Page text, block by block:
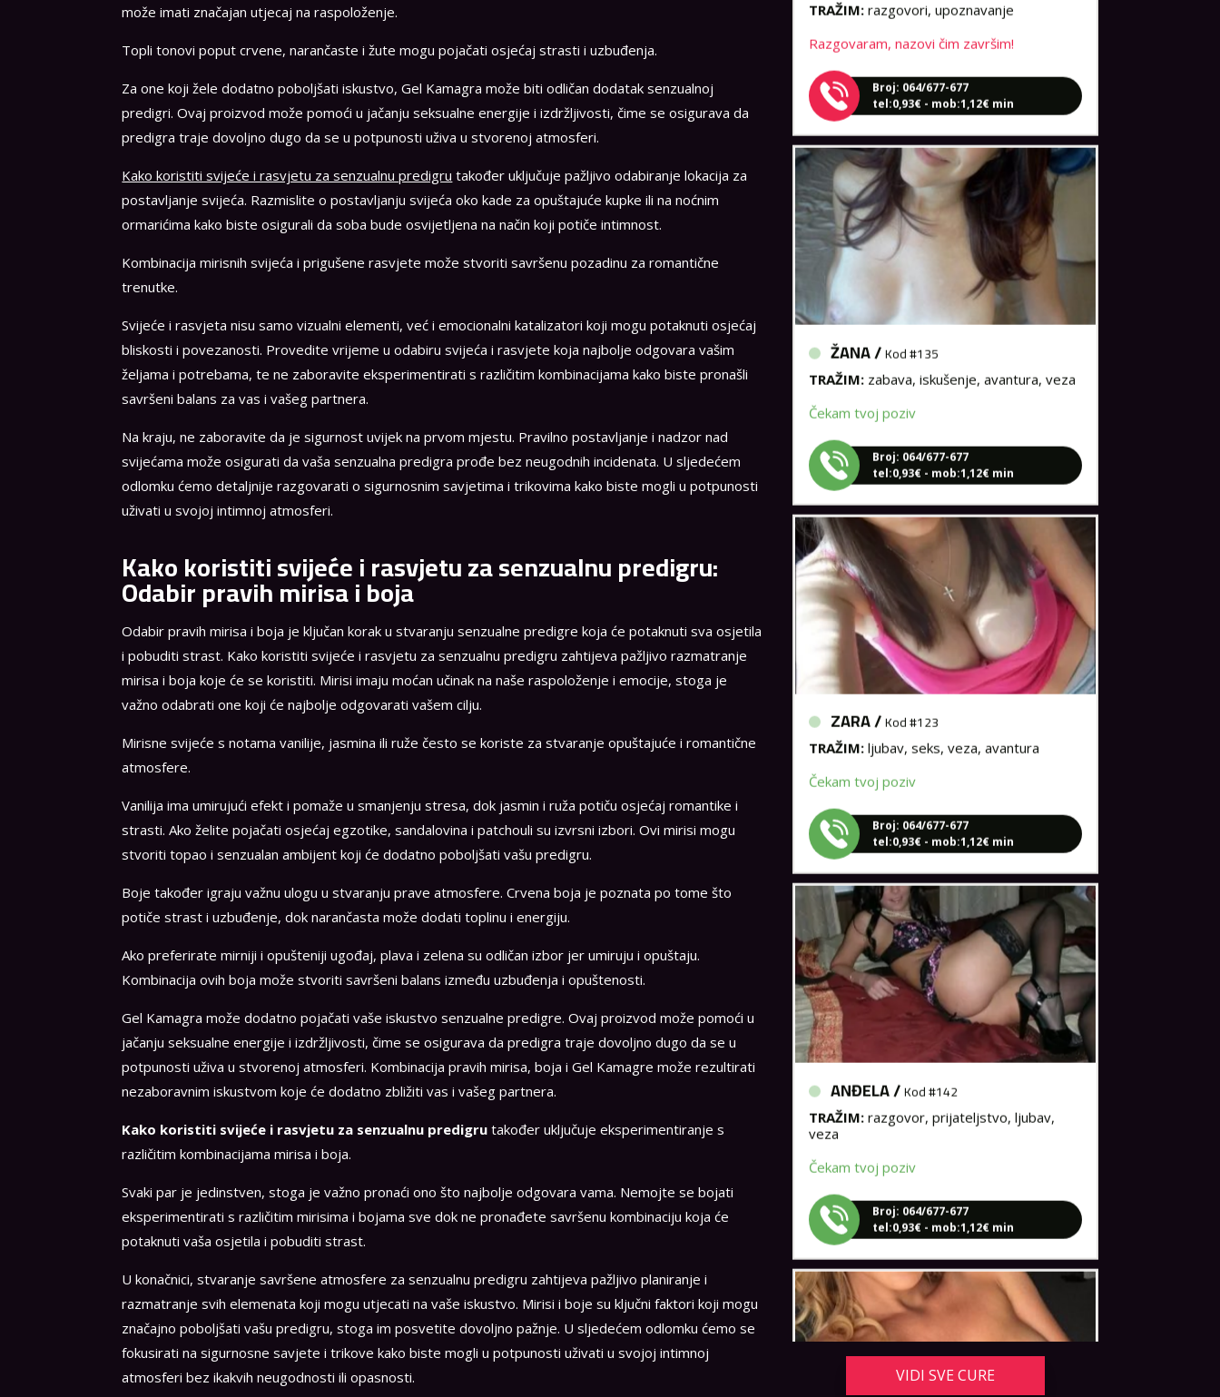
može imati značajan utjecaj na raspoloženje.
Topli tonovi poput crvene, narančaste i žute mogu pojačati osjećaj strasti i uzbuđenja.
Za one koji žele dodatno poboljšati iskustvo, Gel Kamagra može biti odličan dodatak senzualnoj
predigri. Ovaj proizvod može pomoći u jačanju seksualne energije i izdržljivosti, čime se osigurava da
predigra traje dovoljno dugo da se u potpunosti uživa u stvorenoj atmosferi.
Kako koristiti svijeće i rasvjetu za senzualnu predigru također uključuje pažljivo odabiranje lokacija za
postavljanje svijeća. Razmislite o postavljanju svijeća oko kade za opuštajuće kupke ili na noćnim
ormarićima kako biste osigurali da soba bude osvijetljena na način koji potiče intimnost.
Kombinacija mirisnih svijeća i prigušene rasvjete može stvoriti savršenu pozadinu za romantične
trenutke.
Svijeće i rasvjeta nisu samo vizualni elementi, već i emocionalni katalizatori koji mogu potaknuti osjećaj
bliskosti i povezanosti. Provedite vrijeme u odabiru svijeća i rasvjete koja najbolje odgovara vašim
željama i potrebama, te ne zaboravite eksperimentirati s različitim kombinacijama kako biste pronašli
savršeni balans za vas i vašeg partnera.
Na kraju, ne zaboravite da je sigurnost uvijek na prvom mjestu. Pravilno postavljanje i nadzor nad
svijećama može osigurati da vaša senzualna predigra prođe bez neugodnih incidenata. U sljedećem
odlomku ćemo detaljnije razgovarati o sigurnosnim savjetima i trikovima kako biste mogli u potpunosti
uživati u svojoj intimnoj atmosferi.
Kako koristiti svijeće i rasvjetu za senzualnu predigru:
Odabir pravih mirisa i boja
Odabir pravih mirisa i boja je ključan korak u stvaranju senzualne predigre koja će potaknuti sva osjetila
i pobuditi strast. Kako koristiti svijeće i rasvjetu za senzualnu predigru zahtijeva pažljivo razmatranje
mirisa i boja koje će se koristiti. Mirisi imaju moćan učinak na naše raspoloženje i emocije, stoga je
važno odabrati one koji će najbolje odgovarati vašem cilju.
Mirisne svijeće s notama vanilije, jasmina ili ruže često se koriste za stvaranje opuštajuće i romantične
atmosfere.
Vanilija ima umirujući efekt i pomaže u smanjenju stresa, dok jasmin i ruža potiču osjećaj romantike i
strasti. Ako želite pojačati osjećaj egzotike, sandalovina i patchouli su izvrsni izbori. Ovi mirisi mogu
stvoriti topao i senzualan ambijent koji će dodatno poboljšati vašu predigru.
Boje također igraju važnu ulogu u stvaranju prave atmosfere. Crvena boja je poznata po tome što
potiče strast i uzbuđenje, dok narančasta može dodati toplinu i energiju.
Ako preferirate mirniji i opušteniji ugođaj, plava i zelena su odličan izbor jer umiruju i opuštaju.
Kombinacija ovih boja može stvoriti savršeni balans između uzbuđenja i opuštenosti.
Gel Kamagra može dodatno pojačati vaše iskustvo senzualne predigre. Ovaj proizvod može pomoći u
jačanju seksualne energije i izdržljivosti, čime se osigurava da predigra traje dovoljno dugo da se u
potpunosti uživa u stvorenoj atmosferi. Kombinacija pravih mirisa, boja i Gel Kamagre može rezultirati
nezaboravnim iskustvom koje će dodatno zbližiti vas i vašeg partnera.
Kako koristiti svijeće i rasvjetu za senzualnu predigru također uključuje eksperimentiranje s
različitim kombinacijama mirisa i boja.
Svaki par je jedinstven, stoga je važno pronaći ono što najbolje odgovara vama. Nemojte se bojati
eksperimentirati s različitim mirisima i bojama sve dok ne pronađete savršenu kombinaciju koja će
potaknuti vaša osjetila i pobuditi strast.
U konačnici, stvaranje savršene atmosfere za senzualnu predigru zahtijeva pažljivo planiranje i
razmatranje svih elemenata koji mogu utjecati na vaše iskustvo. Mirisi i boje su ključni faktori koji mogu
značajno poboljšati vašu predigru, stoga im posvetite dovoljno pažnje. U sljedećem odlomku ćemo se
fokusirati na sigurnosne savjete i trikove kako biste mogli u potpunosti uživati u svojoj intimnoj
atmosferi bez ikakvih neugodnosti ili opasnosti.
Razgovaram, nazovi čim završim!
tel:0,93€ - mob:1,12€ min
ŽANA /Kod #135
TRAŽIM:zabava, iskušenje, avantura, veza
Čekam tvoj poziv
tel:0,93€ - mob:1,12€ min
ZARA /Kod #123
TRAŽIM:ljubav, seks, veza, avantura
Čekam tvoj poziv
tel:0,93€ - mob:1,12€ min
ANĐELA /Kod #142
TRAŽIM:razgovor, prijateljstvo, ljubav,
veza
tel:0,93€ - mob:1,12€ min
VIDI SVE CURE